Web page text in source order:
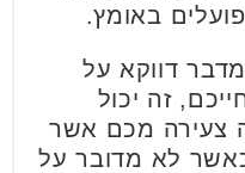
באומץ.
דווקא על
זה יכול
צעירה מכם אשר
לא מדובר על